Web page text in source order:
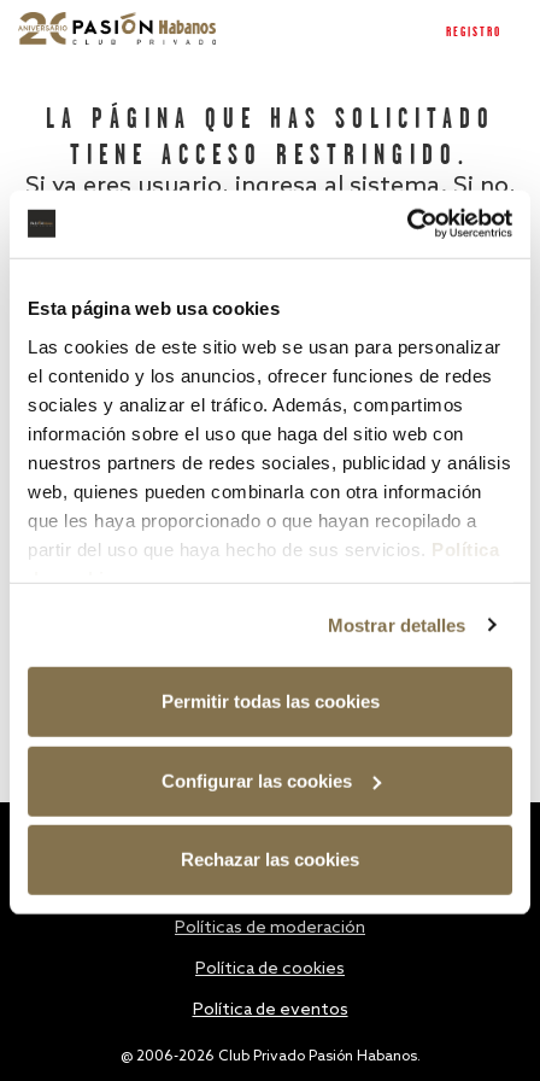
Esta página web usa cookies
Las cookies de este sitio web se usan para personalizar
el contenido y los anuncios, ofrecer funciones de redes
sociales y analizar el tráfico. Además, compartimos
información sobre el uso que haga del sitio web con
nuestros partners de redes sociales, publicidad y análisis
web, quienes pueden combinarla con otra información
que les haya proporcionado o que hayan recopilado a
partir del uso que haya hecho de sus servicios. Política
Mostrar detalles
Permitir todas las cookies
Configurar las cookies
Rechazar las cookies
REGISTRO
LA PÁGINA QUE HAS SOLICITADO
TIENE ACCESO RESTRINGIDO.
Si ya eres usuario, ingresa al sistema. Si no,
¿Has olvidado tu contraseña?
@ 2006-2026 Club Privado Pasión Habanos.
Políticas de moderación
Política de cookies
Política de eventos